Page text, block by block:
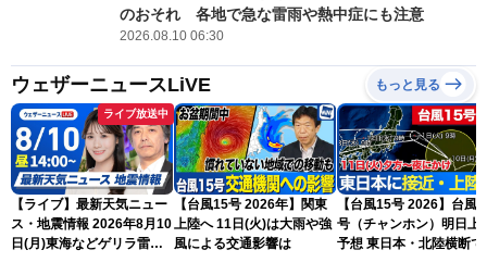
のおそれ 各地で急な雷雨や熱中症にも注意
2026.08.10 06:30
ウェザーニュースLiVE もっと見る
ライブ放送中
【ライブ】最新天気ニュー
ス・地震情報 2026年8月10
日(月)東海などゲリラ雷雨
【台風15号 2026年】関東
上陸へ 11日(火)は大雨や強
風による交通影響は
【台風15号 2026】台風
号（チャンホン）明日上
予想 東日本・北陸横断で